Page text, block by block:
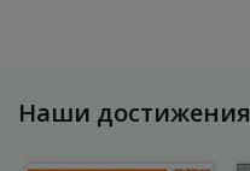
Наши достижения